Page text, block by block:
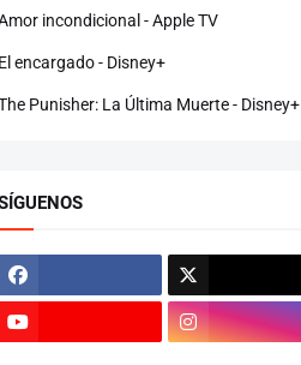
incondicional - Apple TV
El encargado - Disney+
Punisher: La Última Muerte - Disney+